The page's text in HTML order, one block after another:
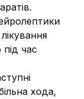
час
хода,